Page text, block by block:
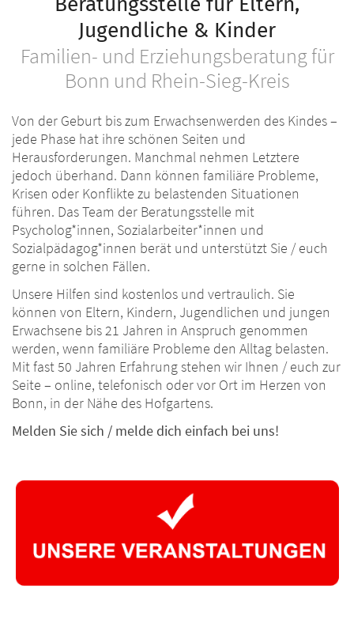
Jugendliche & Kinder
Familien- und Erziehungsberatung für
Bonn und Rhein-Sieg-Kreis
Von der Geburt bis zum Erwachsenwerden des Kindes –
jede Phase hat ihre schönen Seiten und
Herausforderungen. Manchmal nehmen Letztere
jedoch überhand. Dann können familiäre Probleme,
Krisen oder Konflikte zu belastenden Situationen
führen. Das Team der Beratungsstelle mit
Psycholog*innen, Sozialarbeiter*innen und
Sozialpädagog*innen berät und unterstützt Sie / euch
gerne in solchen Fällen.
Unsere Hilfen sind kostenlos und vertraulich. Sie
können von Eltern, Kindern, Jugendlichen und jungen
Erwachsene bis 21 Jahren in Anspruch genommen
werden, wenn familiäre Probleme den Alltag belasten.
Mit fast 50 Jahren Erfahrung stehen wir Ihnen / euch zur
Seite – online, telefonisch oder vor Ort im Herzen von
Bonn, in der Nähe des Hofgartens.
Melden Sie sich / melde dich einfach bei uns!